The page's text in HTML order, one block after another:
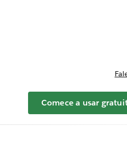
for Planos e preços
Comece a usar